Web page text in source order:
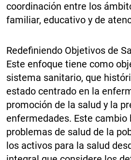
coordinación entre los
familiar, educativo y de
Redefiniendo Objetivos de
Este enfoque tiene como
sistema sanitario, que
estado centrado en la
promoción de la salud y la
enfermedades. Este cambio
problemas de salud de la
los activos para la salud